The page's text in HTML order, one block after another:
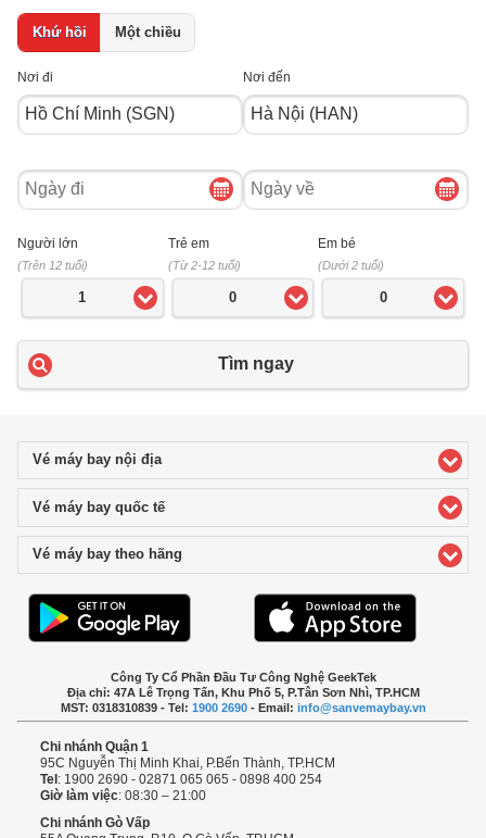
Khứ hồi Một chiều
Nơi đi Nơi đến
Ngày
đi
Ngày
về
Người lớn
(Trên 12 tuổi)
1
Trẻ em
(Từ 2-12 tuổi)
0
Em bé
(Dưới 2 tuổi)
0
Tìm ngay
Vé máy bay nội địaclick to expand contents
Vé máy bay quốc tếclick to expand contents
Vé máy bay theo hãng
Công Ty Cổ Phần Đầu Tư Công Nghệ GeekTek
Địa chỉ: 47A Lê Trọng Tấn, Khu Phố 5, P.Tân Sơn Nhì, TP.HCM
MST: 0318310839 - Tel: 1900 2690- Email: info@sanvemaybay.vn
Chi nhánh Quận 1
95C Nguyễn Thị Minh Khai, P.Bến Thành, TP.HCM
Tel: 1900 2690 - 02871 065 065 - 0898 400 254
Giờ làm việc: 08:30 – 21:00
Chi nhánh Gò Vấp